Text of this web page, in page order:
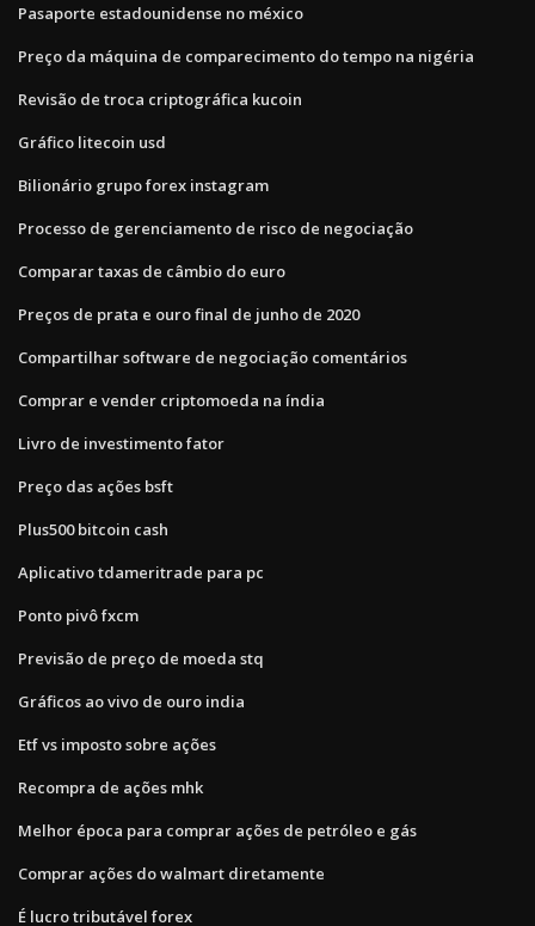
Pasaporte estadounidense no méxico
Preço da máquina de comparecimento do tempo na nigéria
Revisão de troca criptográfica kucoin
Gráfico litecoin usd
Bilionário grupo forex instagram
Processo de gerenciamento de risco de negociação
Comparar taxas de câmbio do euro
Preços de prata e ouro final de junho de 2020
Compartilhar software de negociação comentários
Comprar e vender criptomoeda na índia
Livro de investimento fator
Preço das ações bsft
Plus500 bitcoin cash
Aplicativo tdameritrade para pc
Ponto pivô fxcm
Previsão de preço de moeda stq
Gráficos ao vivo de ouro india
Etf vs imposto sobre ações
Recompra de ações mhk
Melhor época para comprar ações de petróleo e gás
Comprar ações do walmart diretamente
É lucro tributável forex